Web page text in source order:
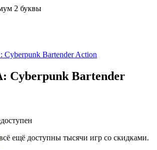
2 буквы
Bartender Action
Cyberpunk Bartender
ещё доступны тысячи игр со скидками.